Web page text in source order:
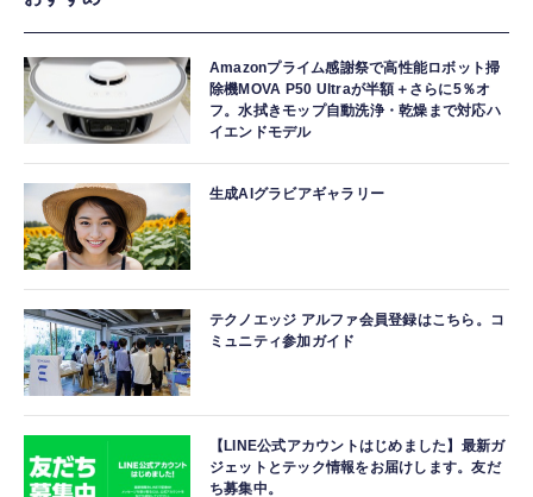
Amazonプライム感謝祭で高性能ロボット掃
除機MOVA P50 Ultraが半額＋さらに5％オ
フ。水拭きモップ自動洗浄・乾燥まで対応ハ
イエンドモデル
生成AIグラビアギャラリー
テクノエッジ アルファ会員登録はこちら。コ
ミュニティ参加ガイド
【LINE公式アカウントはじめました】最新ガ
ジェットとテック情報をお届けします。友だ
ち募集中。